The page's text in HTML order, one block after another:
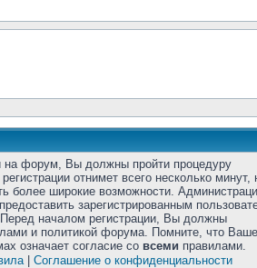
на форум, Вы должны пройти процедуру
отнимет всего несколько минут,
более широкие возможности.
зарегистрированным
началом регистрации, Вы должны
и политикой форума. Помните, что Ваше
означает согласие со всеми правилами.
| Соглашение о конфиденциальности